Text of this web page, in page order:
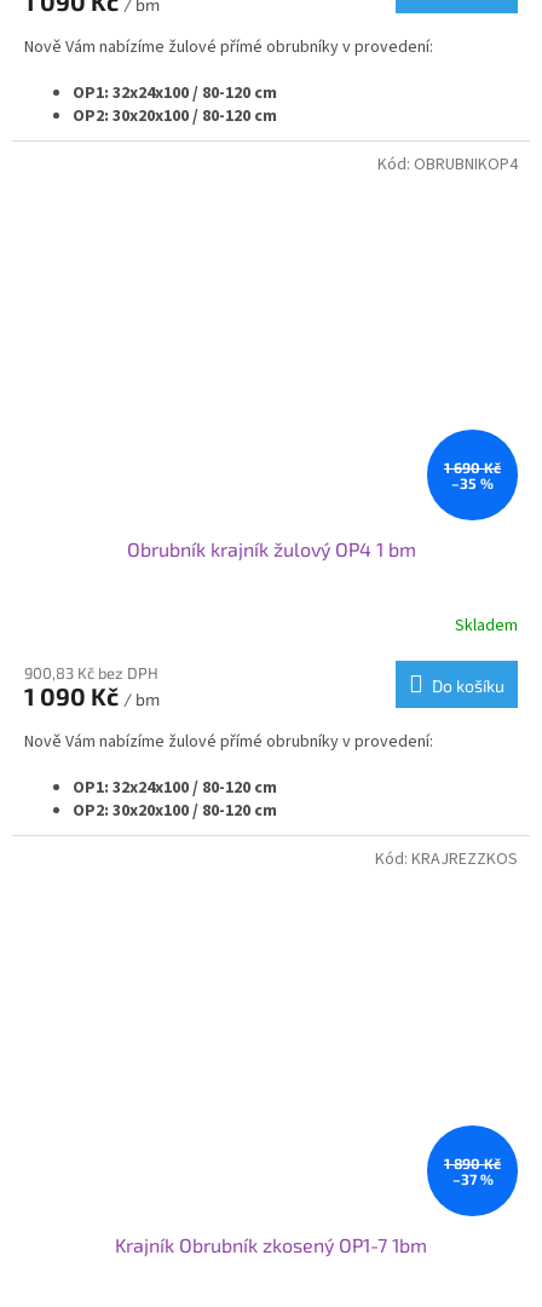
Nově Vám nabízíme žulové přímé obrubníky v provedení:
OP1: 32x24x100 / 80-120 cm
OP2: 30x20x100 / 80-120 cm
OP3: 25x20x100 / 80-120 cm
Svoje využití najdou obrubníky od nás při nové výstavbě nebo
1 690 Kč
–35 %
Obrubník krajník žulový OP4 1 bm
Skladem
900,83 Kč bez DPH
1 090 Kč / bm
Do košíku
Nově Vám nabízíme žulové přímé obrubníky v provedení:
OP1: 32x24x100 / 80-120 cm
OP2: 30x20x100 / 80-120 cm
OP3: 25x20x100 / 80-120 cm
Svoje využití najdou obrubníky od nás při nové výstavbě nebo
Kód: OBRUBNIKOP4
1 890 Kč
–37 %
Krajník Obrubník zkosený OP1-7 1bm
Kód: KRAJREZZKOS